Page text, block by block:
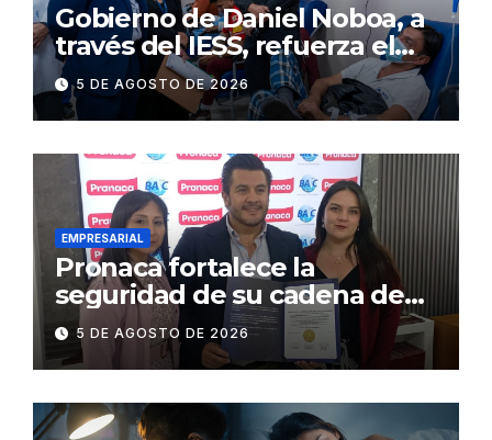
Gobierno de Daniel Noboa, a
través del IESS, refuerza el
abastecimiento de insulina
en 86 establecimientos de
salud
5 DE AGOSTO DE 2026
EMPRESARIAL
Pronaca fortalece la
seguridad de su cadena de
suministro con certificación
BASC en dos plantas
5 DE AGOSTO DE 2026